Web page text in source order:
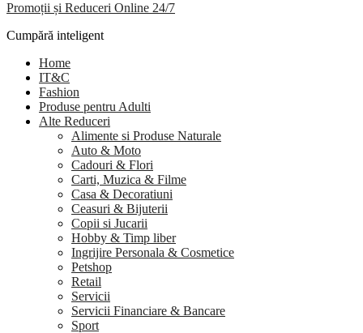
Promoții și Reduceri Online 24/7
Cumpără inteligent
Home
IT&C
Fashion
Produse pentru Adulti
Alte Reduceri
Alimente si Produse Naturale
Auto & Moto
Cadouri & Flori
Carti, Muzica & Filme
Casa & Decoratiuni
Ceasuri & Bijuterii
Copii si Jucarii
Hobby & Timp liber
Ingrijire Personala & Cosmetice
Petshop
Retail
Servicii
Servicii Financiare & Bancare
Sport